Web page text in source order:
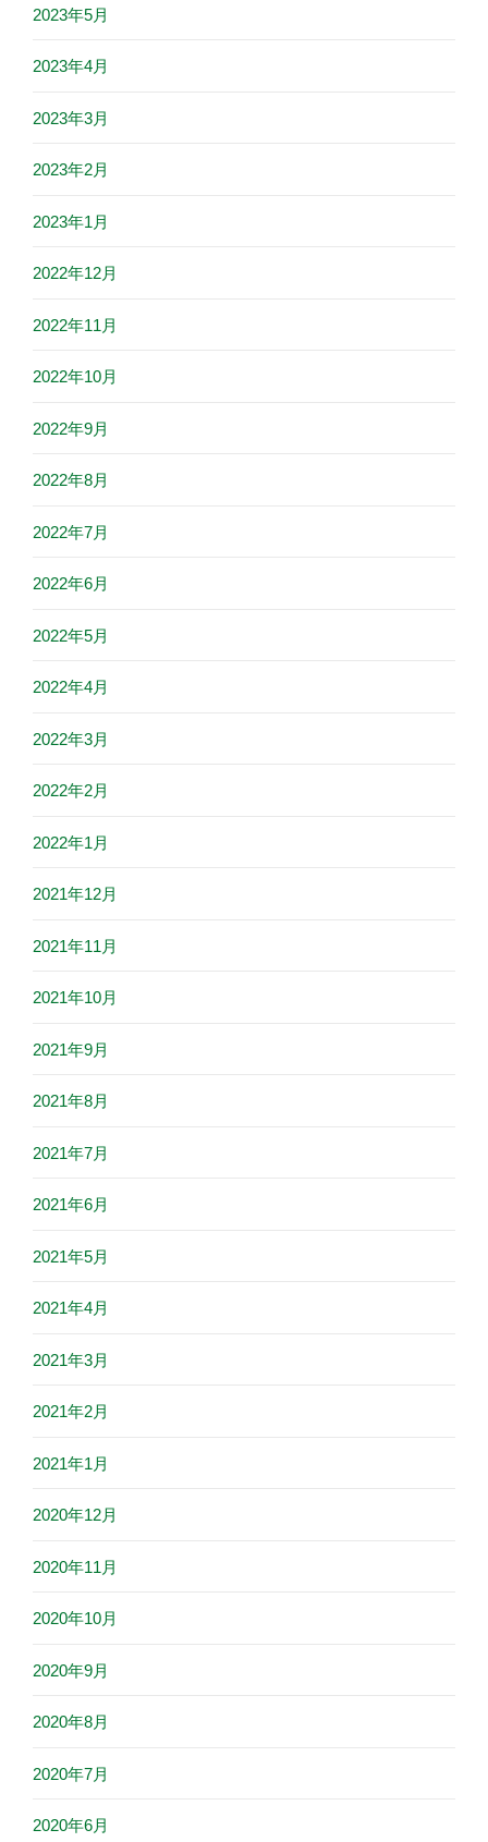
2023年5月
2023年4月
2023年3月
2023年2月
2023年1月
2022年12月
2022年11月
2022年10月
2022年9月
2022年8月
2022年7月
2022年6月
2022年5月
2022年4月
2022年3月
2022年2月
2022年1月
2021年12月
2021年11月
2021年10月
2021年9月
2021年8月
2021年7月
2021年6月
2021年5月
2021年4月
2021年3月
2021年2月
2021年1月
2020年12月
2020年11月
2020年10月
2020年9月
2020年8月
2020年7月
2020年6月